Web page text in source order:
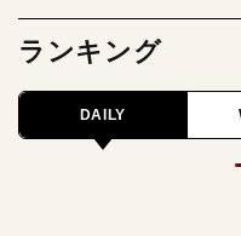
ランキング
DAILY